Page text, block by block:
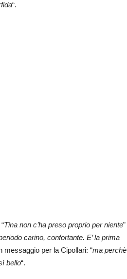
“.
Tina non c’ha preso proprio per niente”
carino, confortante. E’ la prima
messaggio per la Cipollari: “ma perchè
bello“.